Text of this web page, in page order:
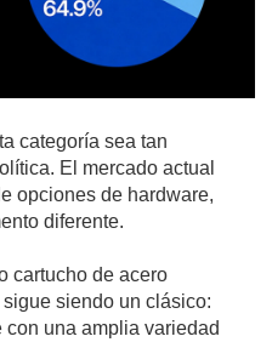
categoría sea tan
El mercado actual
opciones de hardware,
diferente.
cartucho de acero
siendo un clásico:
una amplia variedad